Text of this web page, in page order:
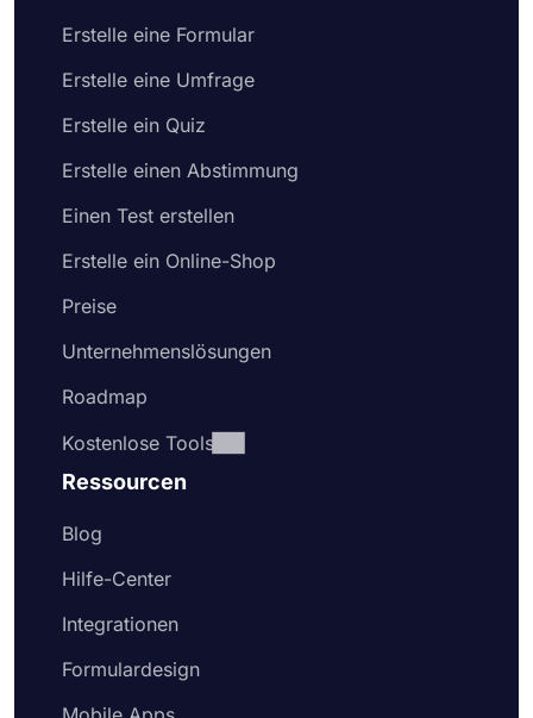
Erstelle eine Formular
Erstelle eine Umfrage
Erstelle ein Quiz
Erstelle einen Abstimmung
Einen Test erstellen
Erstelle ein Online-Shop
Preise
Unternehmenslösungen
Roadmap
Kostenlose Tools
Ressourcen
Blog
Hilfe-Center
Integrationen
Formulardesign